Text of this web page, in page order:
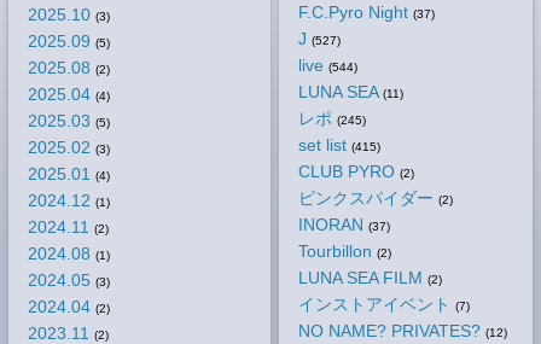
2025.10 (3)
2025.09 (5)
2025.08 (2)
2025.04 (4)
2025.03 (5)
2025.02 (3)
2025.01 (4)
2024.12 (1)
2024.11 (2)
2024.08 (1)
2024.05 (3)
2024.04 (2)
2023.11 (2)
F.C.Pyro Night (37)
J (527)
live (544)
LUNA SEA (11)
レポ (245)
set list (415)
CLUB PYRO (2)
ピンクスパイダー (2)
INORAN (37)
Tourbillon (2)
LUNA SEA FILM (2)
インストアイベント (7)
NO NAME? PRIVATES? (12)